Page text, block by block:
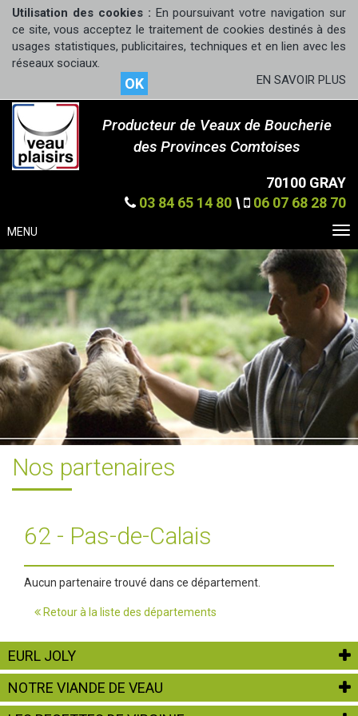
Utilisation des cookies : En poursuivant votre navigation sur
ce site, vous acceptez le traitement de cookies destinés à des
usages statistiques, publicitaires, techniques et en lien avec les
réseaux sociaux.
OK EN SAVOIR PLUS
Producteur de Veaux de Boucherie
des Provinces Comtoises
70100 GRAY
03 84 65 14 80 \ 06 07 68 28 70
MENU
Nos partenaires
62 - Pas-de-Calais
Aucun partenaire trouvé dans ce département.
Retour à la liste des départements
EURL JOLY
NOTRE VIANDE DE VEAU